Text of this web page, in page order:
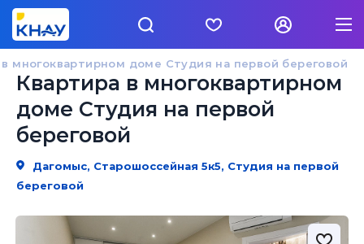
многоквартирном доме Студия на первой береговой
Квартира в многоквартирном
доме Студия на первой
береговой
Дагомыс, Старошоссейная 5к5, Студия на первой
береговой